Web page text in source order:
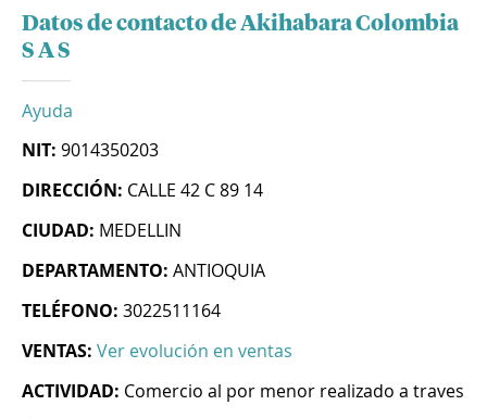
Datos de contacto de Akihabara Colombia
S A S
Ayuda
NIT: 9014350203
DIRECCIÓN: CALLE 42 C 89 14
CIUDAD: MEDELLIN
DEPARTAMENTO: ANTIOQUIA
TELÉFONO: 3022511164
VENTAS: Ver evolución en ventas
ACTIVIDAD: Comercio al por menor realizado a traves